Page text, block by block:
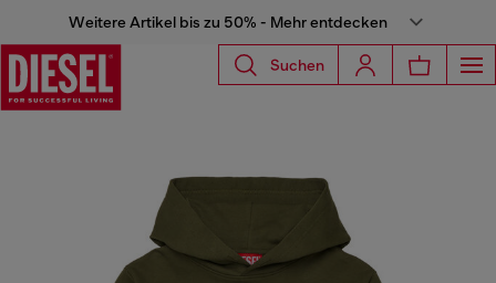
Weitere Artikel bis zu 50% - Mehr entdecken
Suchen